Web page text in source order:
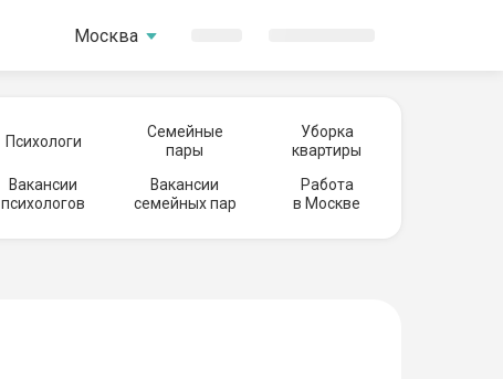
Москва
Психологи
Семейные
пары
Уборка
квартиры
Вакансии
психологов
Вакансии
семейных пар
Работа
в Москве